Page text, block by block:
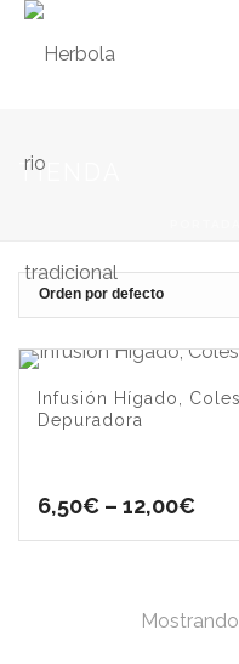
TIENDA
Infusión Hígado,
Depuradora
6,50€ – 12,00€